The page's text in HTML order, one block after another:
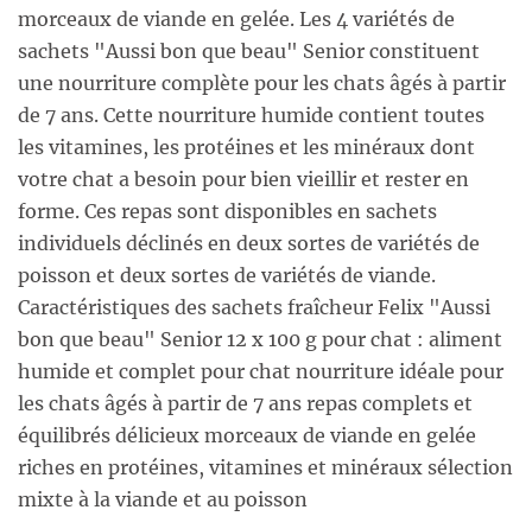
morceaux de viande en gelée. Les 4 variétés de
sachets "Aussi bon que beau" Senior constituent
une nourriture complète pour les chats âgés à partir
de 7 ans. Cette nourriture humide contient toutes
les vitamines, les protéines et les minéraux dont
votre chat a besoin pour bien vieillir et rester en
forme. Ces repas sont disponibles en sachets
individuels déclinés en deux sortes de variétés de
poisson et deux sortes de variétés de viande.
Caractéristiques des sachets fraîcheur Felix "Aussi
bon que beau" Senior 12 x 100 g pour chat : aliment
humide et complet pour chat nourriture idéale pour
les chats âgés à partir de 7 ans repas complets et
équilibrés délicieux morceaux de viande en gelée
riches en protéines, vitamines et minéraux sélection
mixte à la viande et au poisson